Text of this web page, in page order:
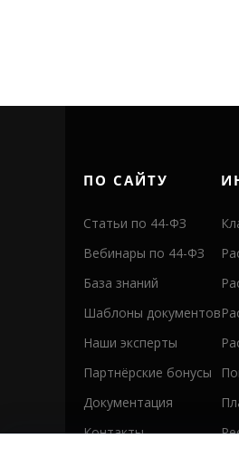
ПО САЙТУ
Статьи по 44-ФЗ
Вебинары по 44-ФЗ
База знаний
Шаблоны документов
Наши эксперты
Партнёрские бонусы
Документация
Контакты